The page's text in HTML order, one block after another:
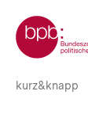
zum
Seiteninhalt
springen
Zur Startseite der bpb
kurz&knapp